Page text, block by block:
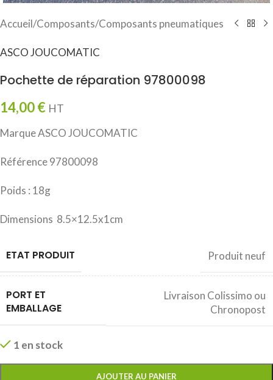
Accueil/Composants/Composants pneumatiques
ASCO JOUCOMATIC
Pochette de réparation 97800098
14,00€ HT
Marque ASCO JOUCOMATIC
Référence 97800098
Poids : 18g
Dimensions 8.5×12.5x1cm
ETAT PRODUIT Produit neuf
PORT ET
EMBALLAGE
Livraison Colissimo ou
Chronopost
1 en stock
AJOUTER AU PANIER